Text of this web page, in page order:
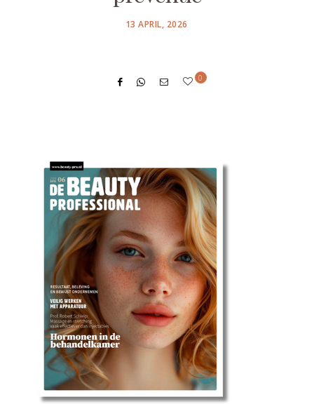
POSTED
13 APRIL, 2026
0